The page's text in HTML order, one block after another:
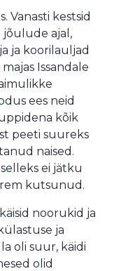
kestsid
jõulude ajal,
ja koorilauljad
Issandale
ees neid
kõik
peeti suureks
naised.
ei jätku
kutsunud.
noorukid ja
ja
oli suur, käidi
olid